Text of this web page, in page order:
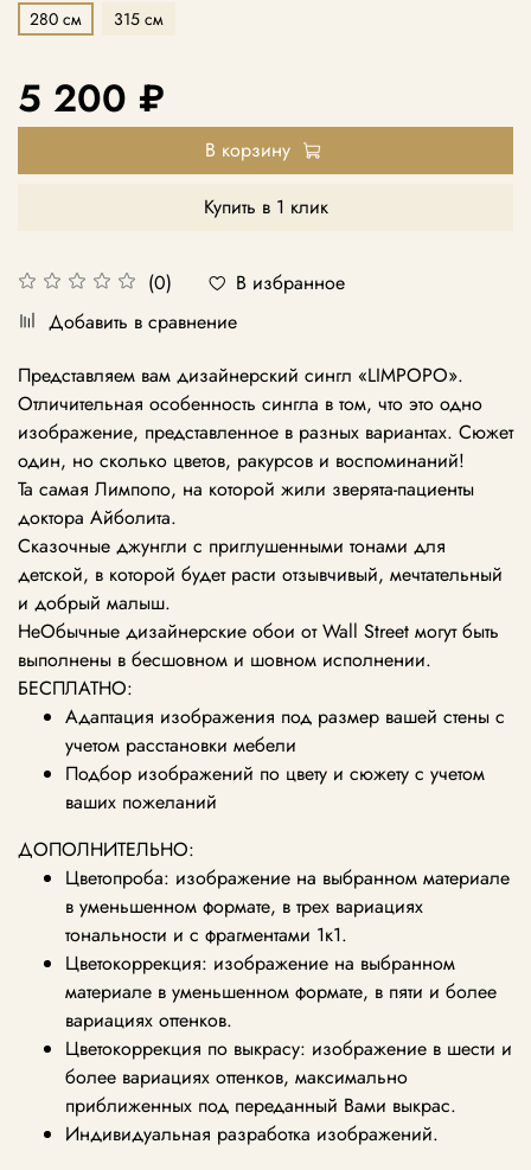
(0)
В избранное
Добавить в сравнение
280 см 315 см
5 200 ₽
В корзину
Купить в 1 клик
Представляем вам дизайнерский сингл «LIMPOPO».
Отличительная особенность сингла в том, что это одно
изображение, представленное в разных вариантах. Сюжет
один, но сколько цветов, ракурсов и воспоминаний!
Та самая Лимпопо, на которой жили зверята-пациенты
доктора Айболита.
Сказочные джунгли с приглушенными тонами для
детской, в которой будет расти отзывчивый, мечтательный
и добрый малыш.
НеОбычные дизайнерские обои от Wall Street могут быть
выполнены в бесшовном и шовном исполнении.
БЕСПЛАТНО:
Адаптация изображения под размер вашей стены с
учетом расстановки мебели
Подбор изображений по цвету и сюжету с учетом
ваших пожеланий
ДОПОЛНИТЕЛЬНО:
Цветопроба: изображение на выбранном материале
в уменьшенном формате, в трех вариациях
тональности и с фрагментами 1к1.
Цветокоррекция: изображение на выбранном
материале в уменьшенном формате, в пяти и более
вариациях оттенков.
Цветокоррекция по выкрасу: изображение в шести и
более вариациях оттенков, максимально
приближенных под переданный Вами выкрас.
Индивидуальная разработка изображений.